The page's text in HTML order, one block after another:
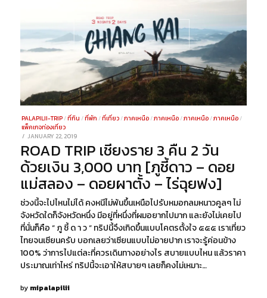
PALAPILII-TRIP /ที่กิน /ที่พัก /ที่เที่ยว /ภาคเหนือ /ภาคเหนือ /ภาคเหนือ /ภาคเหนือ /
แพ็คเกจท่องเที่ยว
POSTED
ON
JANUARY 22, 2019
23,
2021
ROAD TRIP เชียงราย 3 คืน 2 วัน
ด้วยเงิน 3,000 บาท [ภูชี้ดาว – ดอย
แม่สลอง – ดอยผาตั้ง – ไร่ฉุยฟง]
ช่วงนี้จะไปไหนไม่ได้ คงหนีไม่พ้นขึ้นเหนือไปรับหมอกลมหนาวคูลๆ ไม่
จังหวัดใดก็จังหวัดหนึ่ง มีอยู่ที่หนึ่งที่ผมอยากไปมาก และยังไม่เคยไป
ที่นั่นก็คือ “ ภู ชี้ ด า ว “ ทริปนี้จึงเกิดขึ้นแบบโคตรตั้งใจ ๕๕๕ เราเที่ยว
ไทยจนเซียนครับ บอกเลยว่าเซียนแบบไม่อายปาก เราจะรู้ค่อนข้าง
100% ว่าการไปแต่ละที่ควรเดินทางอย่างไร สบายแบบไหน แล้วราคา
ประมาณเท่าไหร่ ทริปนี้จะเอาให้สบายๆ เลยก็คงไม่เหมาะ…
by mipalapilii